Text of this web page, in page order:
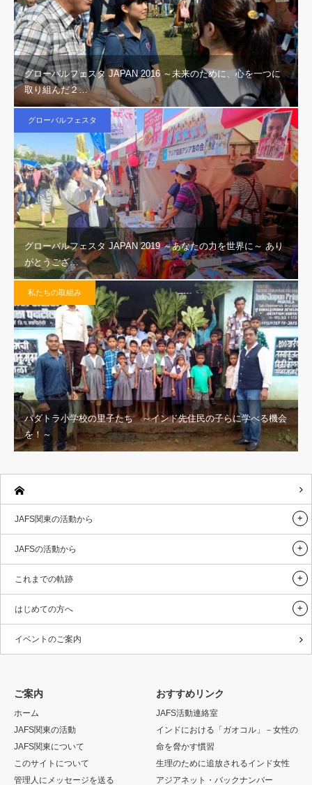
グローバルフェスタ JAPAN 2016 ～未来のために、心を一つに
取り組んだ２…
グローバルフェスタ
グローバルフェスタ JAPAN 2019 ～あなたの力を世界に～ あり
がとうござ…
私たちの取組み
パダトラ小学校の里子たち ～インド先住民の子らに学べる機会
を！～
JAFS関東の活動から
JAFSの活動から
これまでの軌跡
はじめての方へ
イベントのご案内
ご案内
ホーム
JAFS関東の活動
JAFS関東について
このサイトについて
管理人にメッセージを送る
おすすめリンク
JAFS活動連絡室
インドにおける「ガオコル」－女性の
命を脅かす慣習
生理のために追放されるインド女性
アジアネット・バックナンバー